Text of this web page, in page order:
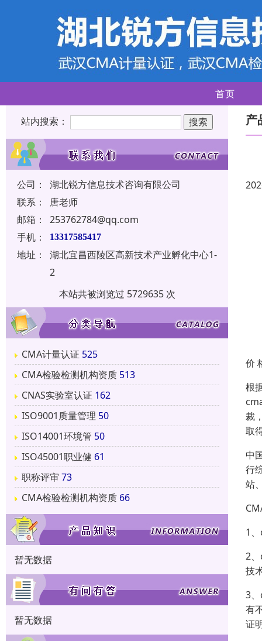
首页
站内搜索：
公司：
湖北锐方信息技术咨询有限公司
联系：
唐老师
邮箱：
253762784@qq.com
手机：
13317585417
地址：
湖北宜昌西陵区高新技术产业孵化中心1-
2
本站共被浏览过 5729635 次
CMA计量认证 525
CMA检验检测机构资质 513
CNAS实验室认证 162
ISO9001质量管理 50
ISO14001环境管 50
ISO45001职业健 61
职称评审 73
CMA检验检测机构资质 66
暂无数据
暂无数据
产
价
根
裁
取
中
行
站
1
2
技
3
有
证